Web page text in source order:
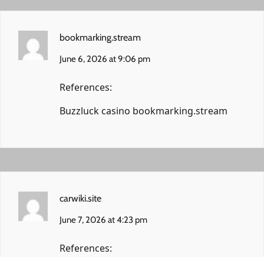
bookmarking.stream
June 6, 2026 at 9:06 pm
References:
Buzzluck casino bookmarking.stream
carwiki.site
June 7, 2026 at 4:23 pm
References: